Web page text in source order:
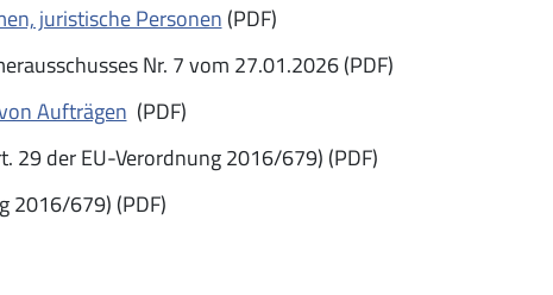
juristische Personen (PDF)
Nr. 7 vom 27.01.2026 (PDF)
Aufträgen (PDF)
29 der EU-Verordnung 2016/679) (PDF)
2016/679) (PDF)